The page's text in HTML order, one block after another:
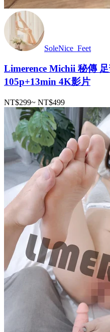
SoleNice_Feet
Limerence Michii 秘傳
105p+13min 4K影片
NT$299~ NT$499